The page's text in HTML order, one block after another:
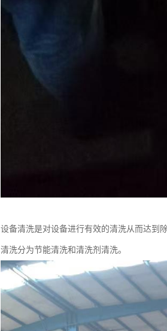
设备清洗是对设备进行有效的清洗从而达到
清洗分为节能清洗和清洗剂清洗。